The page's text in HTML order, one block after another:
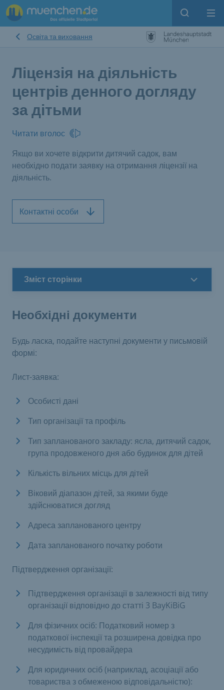
Open
Освіта та виховання
Ліцензія на діяльність
центрів денного догляду
за дітьми
Читати вголос
Якщо ви хочете відкрити дитячий садок, вам
необхідно подати заявку на отримання ліцензії на
діяльність.
Контактні особи
Зміст сторінки
Необхідні документи
Будь ласка, подайте наступні документи у письмовій
формі:
Лист-заявка:
Особисті дані
Тип організації та профіль
Тип запланованого закладу: ясла, дитячий садок,
група продовженого дня або будинок для дітей
Кількість вільних місць для дітей
Віковий діапазон дітей, за якими буде
здійснюватися догляд
Адреса запланованого центру
Дата запланованого початку роботи
Підтвердження організації:
Підтвердження організації в залежності від типу
організації відповідно до статті 3 BayKiBiG
Для фізичних осіб: Податковий номер з
податкової інспекції та розширена довідка про
несудимість від провайдера
Для юридичних осіб (наприклад, асоціації або
товариства з обмеженою відповідальністю):